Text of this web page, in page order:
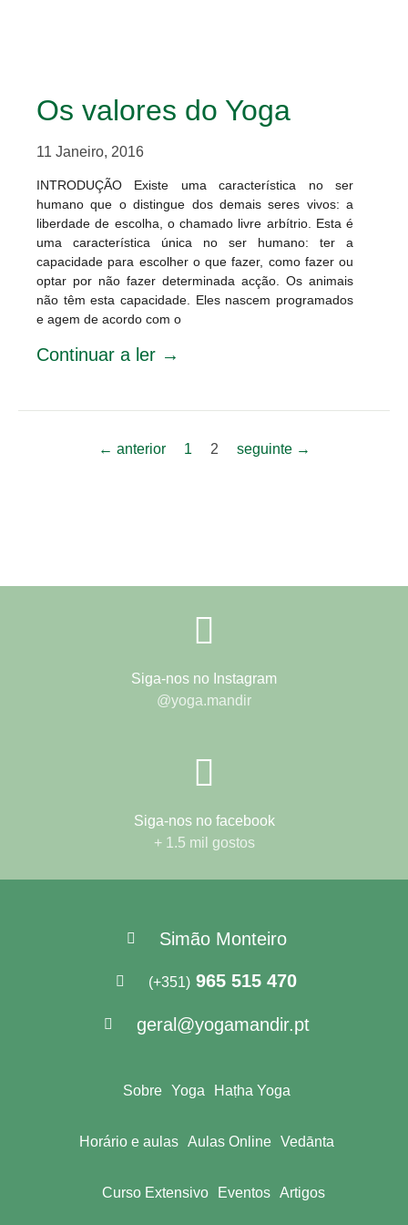
Os valores do Yoga
11 Janeiro, 2016
INTRODUÇÃO Existe uma característica no ser
humano que o distingue dos demais seres vivos: a
liberdade de escolha, o chamado livre arbítrio. Esta é
uma característica única no ser humano: ter a
capacidade para escolher o que fazer, como fazer ou
optar por não fazer determinada acção. Os animais
não têm esta capacidade. Eles nascem programados
e agem de acordo com o
Continuar a ler →
← anterior 1 2 seguinte →
Siga-nos no Instagram
@yoga.mandir
Siga-nos no facebook
+ 1.5 mil gostos
Simão Monteiro
(+351) 965 515 470
geral@yogamandir.pt
Sobre Yoga Haṭha Yoga
Horário e aulas Aulas Online Vedānta
Curso Extensivo Eventos Artigos